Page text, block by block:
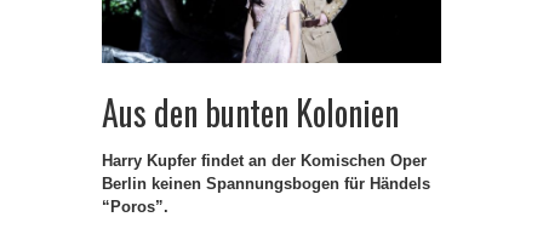
Aus den bunten Kolonien
Harry Kupfer findet an der Komischen Oper
Berlin keinen Spannungsbogen für Händels
“Poros”.